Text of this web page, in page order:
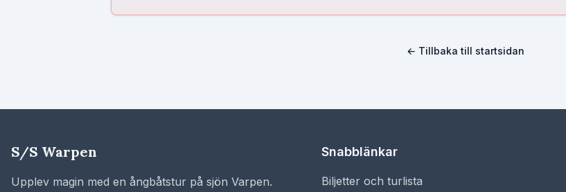
← Tillbaka till startsidan
S/S Warpen
Upplev magin med en ångbåtstur på sjön Varpen.
Snabblänkar
Biljetter och turlista